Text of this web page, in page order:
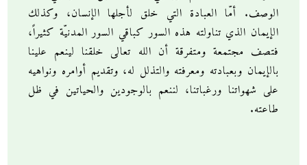
الوصف. أمّا العبادة التي خلق لأجلها الإنسان، وكذلك
الإيمان الذي تناولته هذه السور كباقي السور المدنيّة كثيراً،
فتصف مجتمعة ومتفرقة أن الله تعالى خلقنا لينعم علينا
بالإيمان وبعبادته ومعرفته والتذلل له، وتقديم أوامره ونواهيه
على شهواتنا ورغباتنا، لننعم بالوجودين والحياتين في ظل
طاعته.